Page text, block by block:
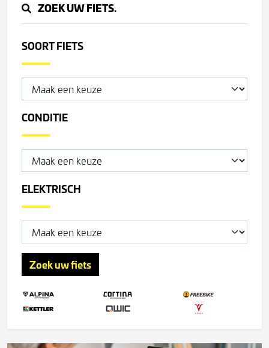
ZOEK UW FIETS.
SOORT FIETS
CONDITIE
ELEKTRISCH
Zoek uw fiets